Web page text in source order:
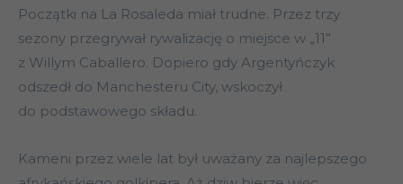
Początki na La Rosaleda miał trudne. Przez trzy
sezony przegrywał rywalizację o miejsce w „11”
z Willym Caballero. Dopiero gdy Argentyńczyk
odszedł do Manchesteru City, wskoczył
do podstawowego składu.
Kameni przez wiele lat był uważany za najlepszego